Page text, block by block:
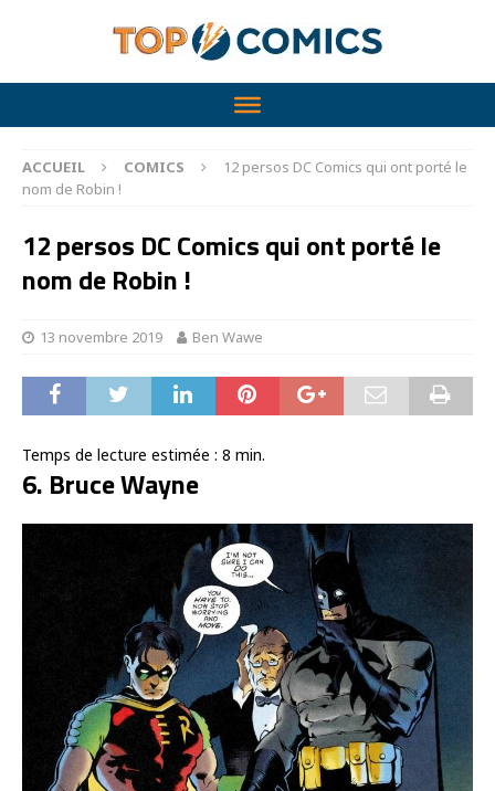
ACCUEIL COMICS
12 persos DC Comics qui ont porté le
nom de Robin !
12 persos DC Comics qui ont porté le
nom de Robin !
13 novembre 2019 Ben Wawe
Temps de lecture estimée : 8 min.
6. Bruce Wayne